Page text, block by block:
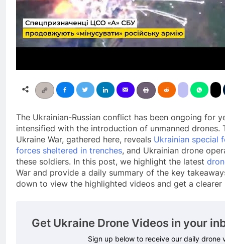
The Ukrainian-Russian conflict has been ongoing for
intensified with the introduction of unmanned
Ukraine War, gathered here, reveals Ukrainian special
forces sheltered in trenches, and Ukrainian drone
these soldiers. In this post, we highlight the latest
War and provide a daily summary of the key
down to view the highlighted videos and get a
Get Ukraine Drone Videos in your
Sign up below to receive our daily drone